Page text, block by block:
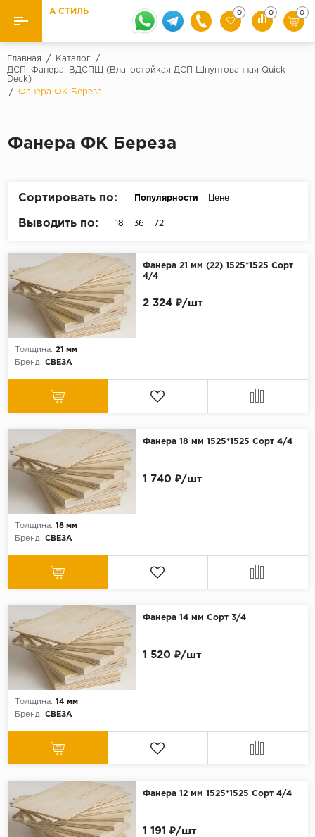
Назад
Ламинат
Класс
33 класс
Австрия
Ковролин и ковровая плитка
Кварцевый ламинат SPC
Подложка под паркет и ламинат
А СТИЛЬ 0 0 0
Главная / Каталог
/
ДСП, Фанера, ВДСПШ (Влагостойкая ДСП Шпунтованная Quick
Deck)
/
Фанера ФК Береза
Фанера ФК Береза
Сортировать по: Популярности Цене
Выводить по: 18 36 72
Фанера 21 мм (22) 1525*1525 Сорт
4/4
Толщина: 21 мм
Бренд: СВЕЗА
2 324 ₽/шт
Фанера 18 мм 1525*1525 Сорт 4/4
Толщина: 18 мм
Бренд: СВЕЗА
1 740 ₽/шт
Фанера 14 мм Сорт 3/4
Толщина: 14 мм
Бренд: СВЕЗА
1 520 ₽/шт
Фанера 12 мм 1525*1525 Сорт 4/4
1 191 ₽/шт